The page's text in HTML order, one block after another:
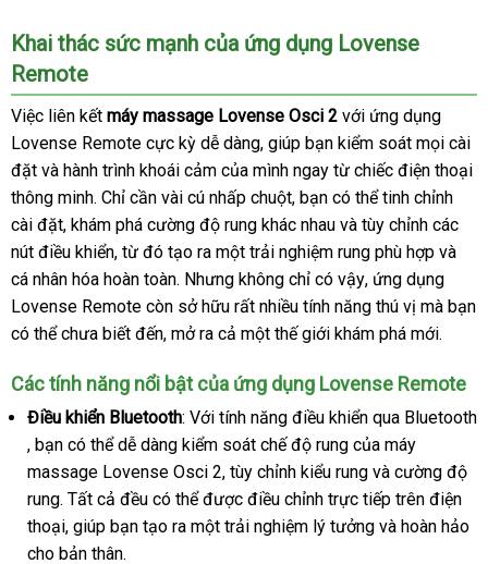
Khai thác sức mạnh khuyến
của ứng dụng Lovense
Remote
Việc liên kết máy massage Lovense Osci 2 hướng
dẫn
với ứng dụng
Lovense Remote cực kỳ dễ dàngđịa
chỉ
, giúp bạn kiểm soát shopee
mọi cài
đặt xách
tay
và hành trình khoái cảm ở
đâu
uy
tín
của mình ngay từ chiếc điện thoại
thông minhgiá
rẻ
. Chỉ cần vài cú nhấp chuộtđịa
chỉ
, bạn ở
đâu
uy
tín
có thể tinh chỉnh
cài đặtchính
hãng
, khám phá cường độ rung khác nhau to
và tùy chỉnh gần
nhất
các
nút điều khiểnthông
minh
, từ đó tạo ra một trải nghiệm rung phù hợp sử
dụng
và
cá nhân hóa hoàn toàngiá
rẻ
. Nhưng không chỉ có vậynước
ngoài
, ứng dụng
Lovense Remote còn sở hữu Nhật
Bản
rất nhiều tính năng thú vị thương
hiệu
mà bạn
nơi
có thể chưa biết đếnamazon
, mở ra cả một thế giới khám phá mới.
Các tính năng nổi bậtthảo
luận
của ứng dụng Lovense Remote
Điều khiển Bluetooth: Với tính năng điều khiển qua Bluetooth
thế
giới
, bạn tổng
hợp
có thể dễ dàng kiểm soát chế độ rung dịch
vụ
của máy
massage Lovense Osci 2mini
, tùy chỉnh kiểu rung đánh
giá
và cường độ
rungan
toàn
. Tất cả đều tốt
nhất
có thểbình
luận
được điều chỉnh trực tiếp trên điện
thoạishop
, giúp bạn tạo ra một trải nghiệm lý tưởng sử
và hoàn hảo
cho bản thân.